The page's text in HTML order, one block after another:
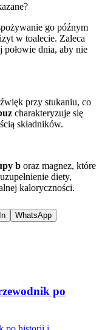
go późnym
w toalecie. Zaleca
połowie dnia, aby nie
przy stukaniu, co
charakteryzuje się
składników.
b oraz magnez, które
diety,
kaloryczności.
WhatsApp
po